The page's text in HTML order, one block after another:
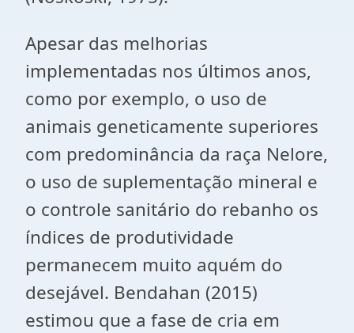
Apesar das melhorias
implementadas nos últimos anos,
como por exemplo, o uso de
animais geneticamente superiores
com predominância da raça Nelore,
o uso de suplementação mineral e
o controle sanitário do rebanho os
índices de produtividade
permanecem muito aquém do
desejável. Bendahan (2015)
estimou que a fase de cria em